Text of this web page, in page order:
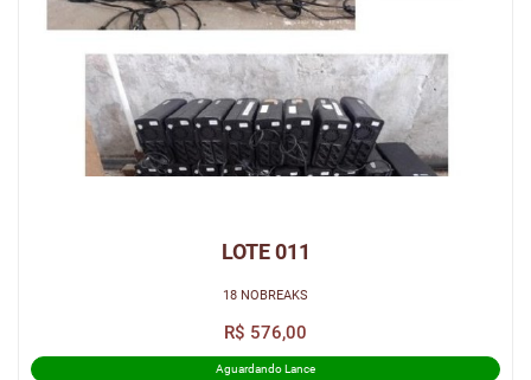
LOTE 011
18 NOBREAKS
R$ 576,00
Aguardando Lance